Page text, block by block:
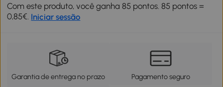
Com este produto, você ganha 85 pontos. 85 pontos =
0,85€. Iniciar sessão
Garantia de entrega no prazo Pagamento seguro